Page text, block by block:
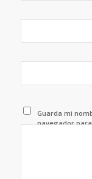
Guarda mi
navegador